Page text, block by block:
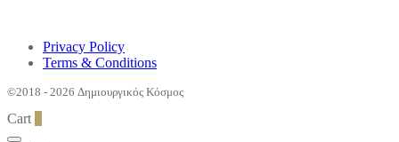
Privacy Policy
Terms & Conditions
©2018 - 2026 Δημιουργικός Κόσμος
Cart